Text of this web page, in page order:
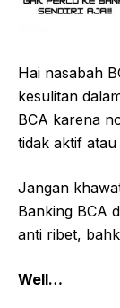
Hai nasabah
kesulitan
BCA karena
tidak aktif atau
Jangan
Banking BCA
anti ribet,
Well…